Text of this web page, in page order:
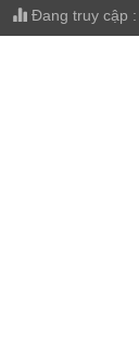
Đang truy cập :